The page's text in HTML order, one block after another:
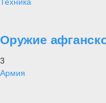
Техника
Оружие
3
Армия